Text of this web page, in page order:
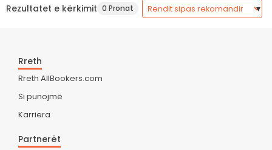
Rezultatet e kërkimit 0 Pronat
Rreth
Rreth AllBookers.com
Si punojmë
Karriera
Partnerët